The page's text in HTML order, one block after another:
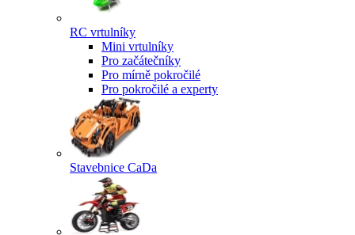
RC vrtulníky
Mini vrtulníky
Pro začátečníky
Pro mírně pokročilé
Pro pokročilé a experty
Stavebnice CaDa